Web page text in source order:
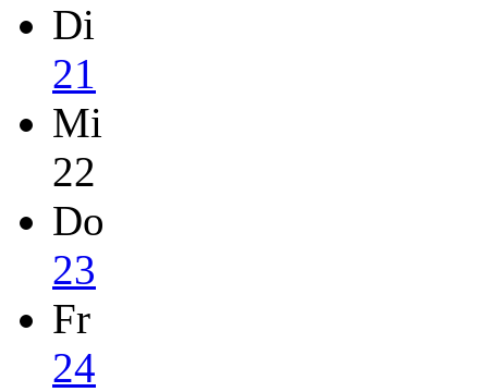
Di
21
Mi
22
Do
23
Fr
24